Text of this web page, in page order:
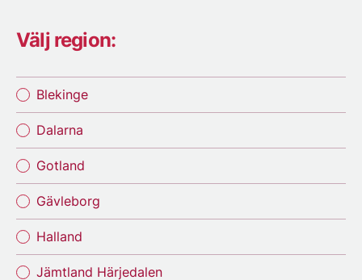
Välj region:
Blekinge
Dalarna
Gotland
Gävleborg
Halland
Jämtland Härjedalen